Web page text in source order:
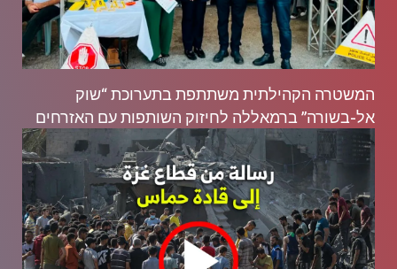
המשטרה הקהילתית משתתפת בתערוכת “שוק
אל-בשורה” ברמאללה לחיזוק השותפות עם האזרחים